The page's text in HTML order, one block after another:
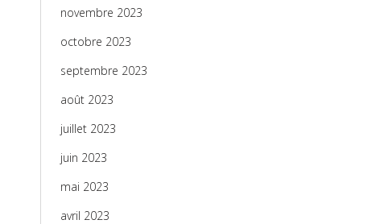
novembre 2023
octobre 2023
septembre 2023
août 2023
juillet 2023
juin 2023
mai 2023
avril 2023